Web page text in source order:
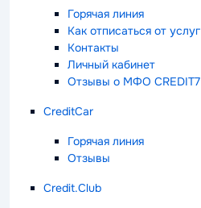
Горячая линия
Как отписаться от услуг
Контакты
Личный кабинет
Отзывы о МФО CREDIT7
CreditCar
Горячая линия
Отзывы
Credit.Club